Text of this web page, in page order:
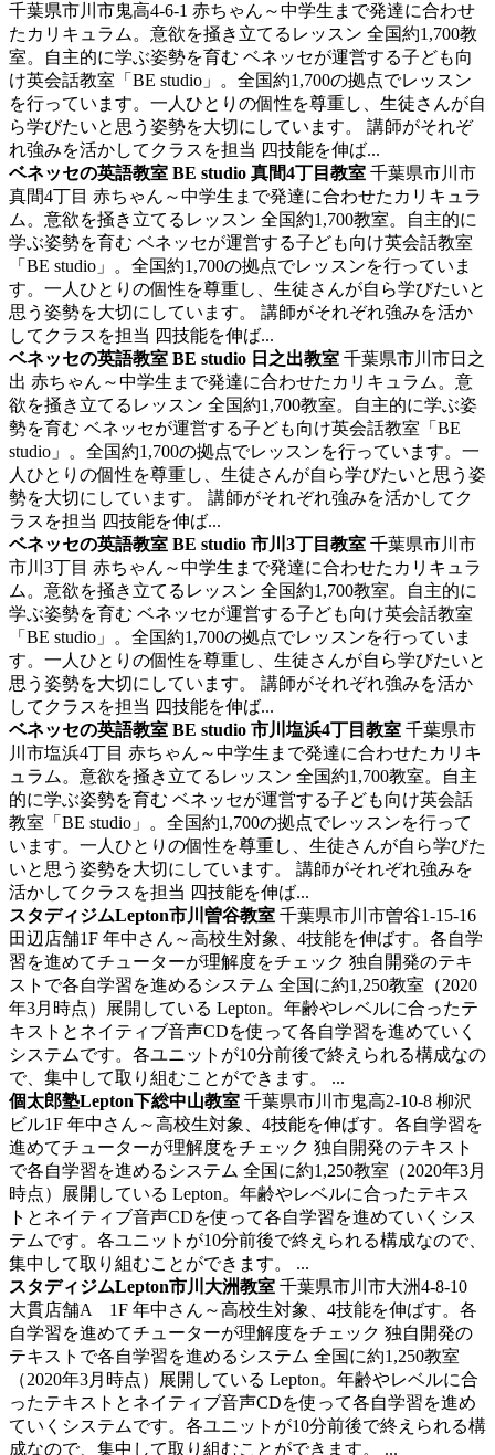
千葉県市川市鬼高4-6-1 赤ちゃん～中学生まで発達に合わせ
たカリキュラム。意欲を掻き立てるレッスン 全国約1,700教
室。自主的に学ぶ姿勢を育む ベネッセが運営する子ども向
け英会話教室「BE studio」。全国約1,700の拠点でレッスン
を行っています。一人ひとりの個性を尊重し、生徒さんが自
ら学びたいと思う姿勢を大切にしています。 講師がそれぞ
れ強みを活かしてクラスを担当 四技能を伸ば...
ベネッセの英語教室 BE studio 真間4丁目教室 千葉県市川市
真間4丁目 赤ちゃん～中学生まで発達に合わせたカリキュラ
ム。意欲を掻き立てるレッスン 全国約1,700教室。自主的に
学ぶ姿勢を育む ベネッセが運営する子ども向け英会話教室
「BE studio」。全国約1,700の拠点でレッスンを行っていま
す。一人ひとりの個性を尊重し、生徒さんが自ら学びたいと
思う姿勢を大切にしています。 講師がそれぞれ強みを活か
してクラスを担当 四技能を伸ば...
ベネッセの英語教室 BE studio 日之出教室 千葉県市川市日之
出 赤ちゃん～中学生まで発達に合わせたカリキュラム。意
欲を掻き立てるレッスン 全国約1,700教室。自主的に学ぶ姿
勢を育む ベネッセが運営する子ども向け英会話教室「BE
studio」。全国約1,700の拠点でレッスンを行っています。一
人ひとりの個性を尊重し、生徒さんが自ら学びたいと思う姿
勢を大切にしています。 講師がそれぞれ強みを活かしてク
ラスを担当 四技能を伸ば...
ベネッセの英語教室 BE studio 市川3丁目教室 千葉県市川市
市川3丁目 赤ちゃん～中学生まで発達に合わせたカリキュラ
ム。意欲を掻き立てるレッスン 全国約1,700教室。自主的に
学ぶ姿勢を育む ベネッセが運営する子ども向け英会話教室
「BE studio」。全国約1,700の拠点でレッスンを行っていま
す。一人ひとりの個性を尊重し、生徒さんが自ら学びたいと
思う姿勢を大切にしています。 講師がそれぞれ強みを活か
してクラスを担当 四技能を伸ば...
ベネッセの英語教室 BE studio 市川塩浜4丁目教室 千葉県市
川市塩浜4丁目 赤ちゃん～中学生まで発達に合わせたカリキ
ュラム。意欲を掻き立てるレッスン 全国約1,700教室。自主
的に学ぶ姿勢を育む ベネッセが運営する子ども向け英会話
教室「BE studio」。全国約1,700の拠点でレッスンを行って
います。一人ひとりの個性を尊重し、生徒さんが自ら学びた
いと思う姿勢を大切にしています。 講師がそれぞれ強みを
活かしてクラスを担当 四技能を伸ば...
スタディジムLepton市川曽谷教室 千葉県市川市曽谷1-15-16
田辺店舗1F 年中さん～高校生対象、4技能を伸ばす。各自学
習を進めてチューターが理解度をチェック 独自開発のテキ
ストで各自学習を進めるシステム 全国に約1,250教室（2020
年3月時点）展開している Lepton。年齢やレベルに合ったテ
キストとネイティブ音声CDを使って各自学習を進めていく
システムです。各ユニットが10分前後で終えられる構成なの
で、集中して取り組むことができます。 ...
個太郎塾Lepton下総中山教室 千葉県市川市鬼高2-10-8 柳沢
ビル1F 年中さん～高校生対象、4技能を伸ばす。各自学習を
進めてチューターが理解度をチェック 独自開発のテキスト
で各自学習を進めるシステム 全国に約1,250教室（2020年3月
時点）展開している Lepton。年齢やレベルに合ったテキス
トとネイティブ音声CDを使って各自学習を進めていくシス
テムです。各ユニットが10分前後で終えられる構成なので、
集中して取り組むことができます。 ...
スタディジムLepton市川大洲教室 千葉県市川市大洲4-8-10
大貫店舗A 1F 年中さん～高校生対象、4技能を伸ばす。各
自学習を進めてチューターが理解度をチェック 独自開発の
テキストで各自学習を進めるシステム 全国に約1,250教室
（2020年3月時点）展開している Lepton。年齢やレベルに合
ったテキストとネイティブ音声CDを使って各自学習を進め
ていくシステムです。各ユニットが10分前後で終えられる構
成なので、集中して取り組むことができます。 ...